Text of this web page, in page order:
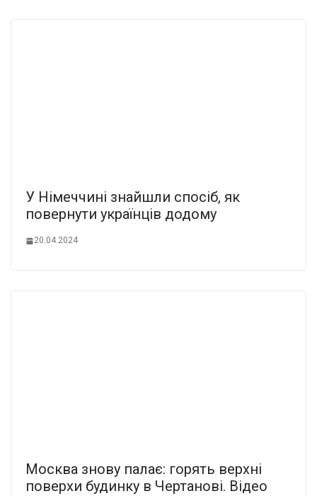
У Німеччині знaйшли cпосіб, як
повеpнути укpаїнців додому
20.04.2024
Москва знову палає: горять верхні
поверхи будинку в Чертанові. Відео